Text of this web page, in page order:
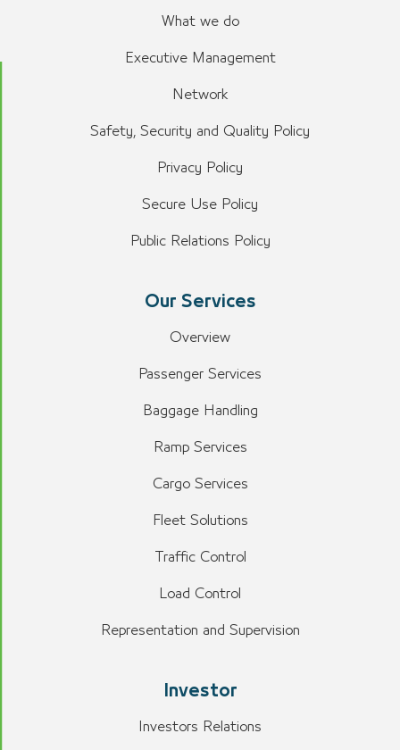
What we do
Executive Management
Network
Safety, Security and Quality Policy
Privacy Policy
Secure Use Policy
Public Relations Policy
Our Services
Overview
Passenger Services
Baggage Handling
Ramp Services
Cargo Services
Fleet Solutions
Traffic Control
Load Control
Representation and Supervision
Investor
Investors Relations